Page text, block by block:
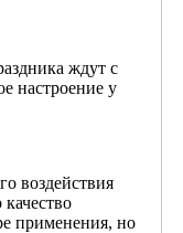
ждут с
настроение у
воздействия
применения, но